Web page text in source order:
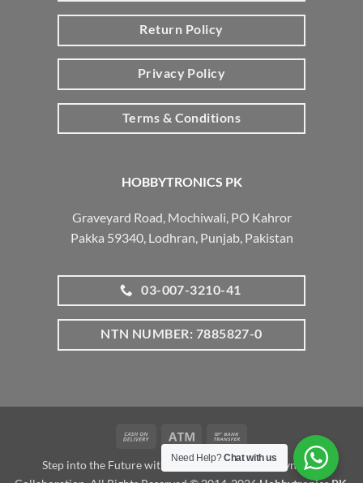
HOBBYTRONICS PK
Graveyard Road, Mochiwali, PO Kahror
Pakka 59340, Lodhran, Punjab, Pakistan
03-007-3210-41
NTN NUMBER: 7885827-0
Return Policy
Privacy Policy
Terms & Conditions
Cash
Delivery
Atm
Transfer
Step into the Future with www.robotalk.me: A Dynamic
Need Help?Chat with us